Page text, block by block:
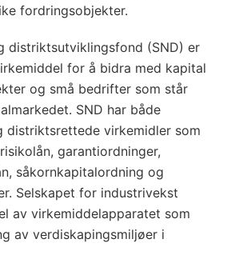
fordringsobjekter.
distriktsutviklingsfond (SND) er
for å bidra med kapital
og små bedrifter som står
SND har både
distriktsrettede virkemidler som
garantiordninger,
såkornkapitalordning og
Selskapet for industrivekst
av virkemiddelapparatet som
av verdiskapingsmiljøer i